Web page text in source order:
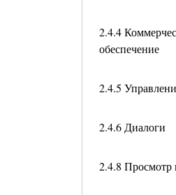
2.4.4
обеспечение
2.4.5
2.4.6 Диалоги
2.4.8 Просмотр